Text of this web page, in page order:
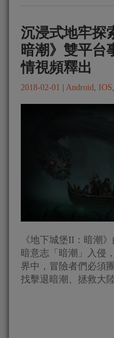
沉浸式地牢探
暗潮》雙平台
情視頻釋出
2018-02-01 Android, IOS,
《地下城堡II：暗潮
暗意志「暗潮」入侵
界中，冒險者們必須
找擊退暗潮、拯救大